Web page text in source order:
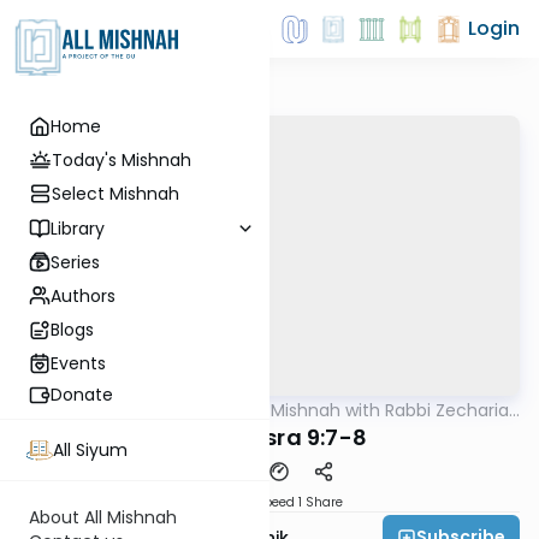
Home
Today's Mishnah
Select Mishnah
Library
Series
Authors
Blogs
Events
Donate
All Siyum
About All Mishnah
Login
Mishna The Quick Mishnah with Rabbi Zecharia
Bava Basra 9:7-8
Speed 1 Share